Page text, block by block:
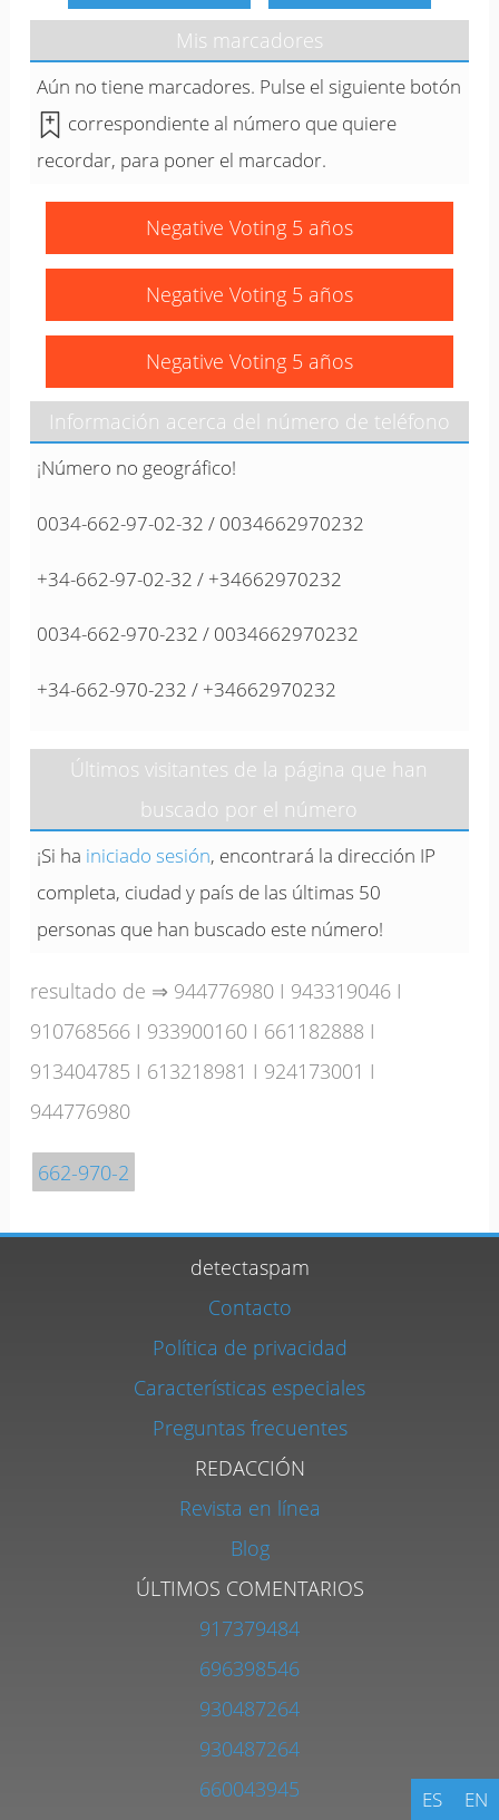
Mis marcadores
Aún no tiene marcadores. Pulse el siguiente botón
correspondiente al número que quiere
recordar, para poner el marcador.
Negative Voting 5 años
Negative Voting 5 años
Negative Voting 5 años
Información acerca del número de teléfono
¡Número no geográfico!
0034-662-97-02-32 / 0034662970232
+34-662-97-02-32 / +34662970232
0034-662-970-232 / 0034662970232
+34-662-970-232 / +34662970232
Últimos visitantes de la página que han
buscado por el número
¡Si ha iniciado sesión, encontrará la dirección IP
completa, ciudad y país de las últimas 50
personas que han buscado este número!
resultado de ⇒ 944776980 I 943319046 I
910768566 I 933900160 I 661182888 I
913404785 I 613218981 I 924173001 I
944776980
662-970-2
detectaspam
Contacto
Política de privacidad
Características especiales
Preguntas frecuentes
REDACCIÓN
Revista en línea
Blog
ÚLTIMOS COMENTARIOS
917379484
696398546
930487264
930487264
660043945